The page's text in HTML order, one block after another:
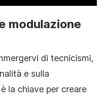
modulazione
di tecnicismi,
e sulla
la chiave per creare